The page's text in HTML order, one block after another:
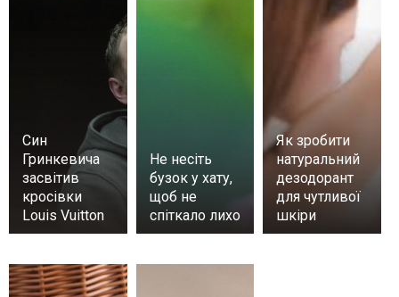
Син
Гринкевича
засвітив
кросівки
Louis Vuitton
Не несіть
бузок у хату,
щоб не
спіткало лихо
Як зробити
натуральний
дезодорант
для чутливої
шкіри